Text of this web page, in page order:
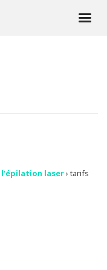
l'épilation laser› tarifs